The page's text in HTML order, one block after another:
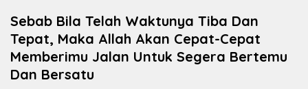
Sebab Bila Telah Waktunya Tiba Dan
Tepat, Maka Allah Akan Cepat-Cepat
Memberimu Jalan Untuk Segera Bertemu
Dan Bersatu